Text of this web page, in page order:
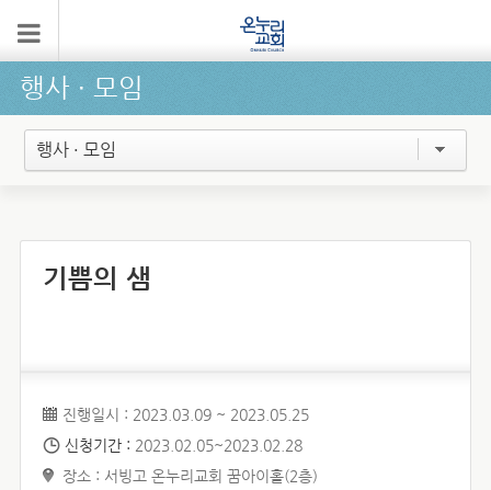
행사 ∙ 모임
행사 · 모임
기쁨의 샘
진행일시 : 2023.03.09 ~ 2023.05.25
신청기간 : 2023.02.05~2023.02.28
장소 : 서빙고 온누리교회 꿈아이홀(2층)